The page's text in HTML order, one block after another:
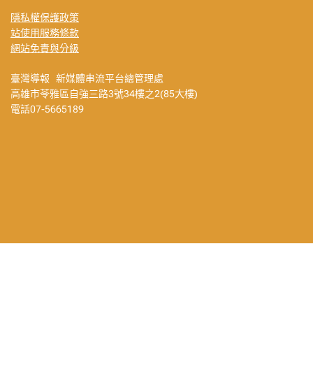
隱私權保護政策
站使用服務條款
網站免責與分級
臺灣導報 新媒體串流平台總管理處
高雄市苓雅區自強三路3號34樓之2(85大樓)
電話07-5665189